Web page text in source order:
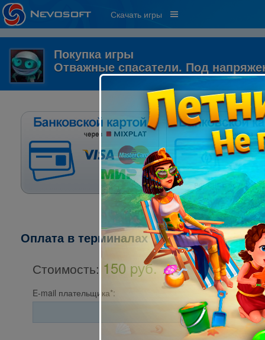
Скачать игры
Покупка игры
Отважные спасатели. Под
Оплата в терминалах "ПСКБ":
Стоимость: 150 pуб.
E-mail плательщика*: